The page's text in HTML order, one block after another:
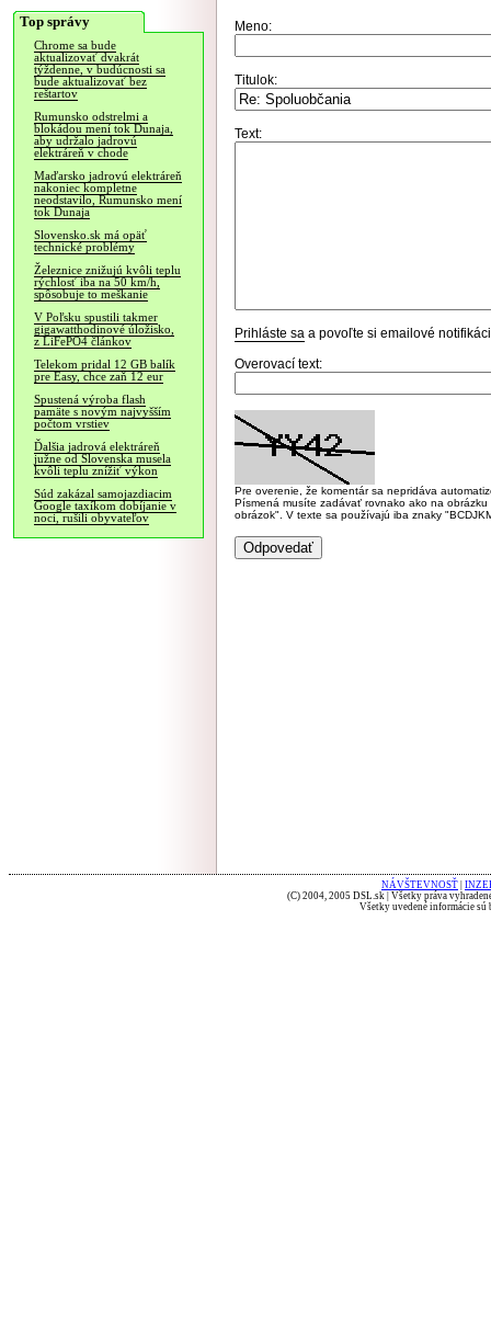
Top správy
Chrome sa bude
aktualizovať dvakrát
týždenne, v budúcnosti sa
bude aktualizovať bez
reštartov
Rumunsko odstrelmi a
blokádou mení tok Dunaja,
aby udržalo jadrovú
elektráreň v chode
Maďarsko jadrovú elektráreň
nakoniec kompletne
neodstavilo, Rumunsko mení
tok Dunaja
Slovensko.sk má opäť
technické problémy
Železnice znižujú kvôli teplu
rýchlosť iba na 50 km/h,
spôsobuje to meškanie
V Poľsku spustili takmer
gigawatthodinové úložisko,
z LiFePO4 článkov
Telekom pridal 12 GB balík
pre Easy, chce zaň 12 eur
Spustená výroba flash
pamäte s novým najvyšším
počtom vrstiev
Ďalšia jadrová elektráreň
južne od Slovenska musela
kvôli teplu znížiť výkon
Súd zakázal samojazdiacim
Google taxíkom dobíjanie v
noci, rušili obyvateľov
Meno:
Titulok:
Text:
Prihláste sa a povoľte si emailové
Overovací text:
Pre overenie, že komentár sa nepridáva
Písmená musíte zadávať rovnako ako na
obrázok". V texte sa používajú iba znaky
NÁVŠTEVNOSŤ
(C) 2004, 2005 DSL.sk | Všetky práva
Všetky uvedené informácie sú